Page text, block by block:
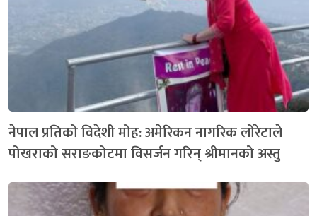
नेपाल प्रतिको विदेशी मोह: अमेरिकन नागरिक लोरेटाले
पोखराको सराङकोटमा विसर्जन गरिन् श्रीमानको अस्तु